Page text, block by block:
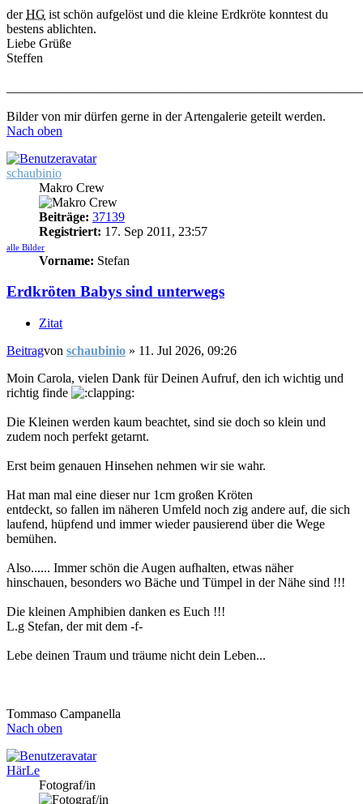
derHG ist schön aufgelöst und die kleine Erdkröte konntest du
bestens ablichten.
Liebe Grüße
Steffen
Bilder von mir dürfen gerne in der Artengalerie geteilt werden.
Nach oben
schaubinio
Makro Crew
Beiträge: 37139
Registriert: 17. Sep 2011, 23:57
alle Bilder
Vorname: Stefan
Erdkröten Babys sind unterwegs
Zitat
Beitragvon schaubinio » 11. Jul 2026, 09:26
Moin Carola, vielen Dank für Deinen Aufruf, den ich wichtig und
richtig finde
Die Kleinen werden kaum beachtet, sind sie doch so klein und
zudem noch perfekt getarnt.
Erst beim genauen Hinsehen nehmen wir sie wahr.
Hat man mal eine dieser nur 1cm großen Kröten
entdeckt, so fallen im näheren Umfeld noch zig andere auf, die sich
laufend, hüpfend und immer wieder pausierend über die Wege
bemühen.
Also...... Immer schön die Augen aufhalten, etwas näher
hinschauen, besonders wo Bäche und Tümpel in der Nähe sind !!!
Die kleinen Amphibien danken es Euch !!!
L.g Stefan, der mit dem -f-
Lebe deinen Traum und träume nicht dein Leben...
Tommaso Campanella
Nach oben
HärLe
Fotograf/in